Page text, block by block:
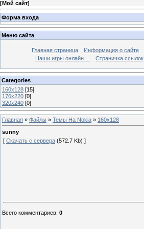
[Мой сайт]
Форма входа
Меню сайта
Главная страница Информация о сайте
Наши игры онлайн....
Страничка ссылок
Categories
160х128 [15]
176х220 [0]
320х240 [0]
Главная » Файлы » Темы На Nokia » 160х128
sunny
[ Скачать с сервера (572.7 Kb) ]
Всего комментариев: 0